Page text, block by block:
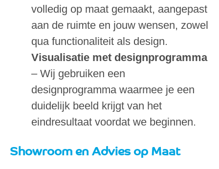
volledig op maat gemaakt, aangepast
aan de ruimte en jouw wensen, zowel
qua functionaliteit als design.
Visualisatie met designprogramma
– Wij gebruiken een
designprogramma waarmee je een
duidelijk beeld krijgt van het
eindresultaat voordat we beginnen.
Showroom en Advies op Maat